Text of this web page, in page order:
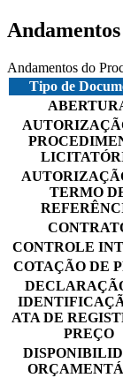
Andamentos
Andamentos do
Tipo de
TERMO
CONTROLE
COTAÇÃO DE
ATA DE
PREÇO